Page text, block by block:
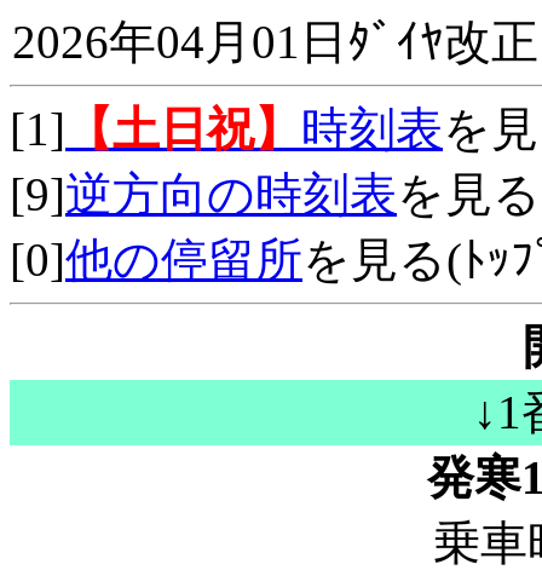
2026年04月01日ﾀﾞｲﾔ改正
[1] 【土日祝】 時刻表を
[9]逆方向の時刻表を見る
[0]他の停留所を見る(ﾄｯ
↓1
発寒
乗車